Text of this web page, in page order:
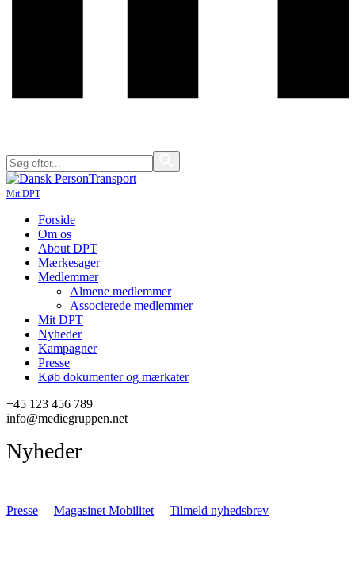
Mit DPT
Forside
Om os
About DPT
Mærkesager
Medlemmer
Almene medlemmer
Associerede medlemmer
Mit DPT
Nyheder
Kampagner
Presse
Køb dokumenter og mærkater
+45 123 456 789
info@mediegruppen.net
Nyheder
Presse Magasinet Mobilitet Tilmeld nyhedsbrev